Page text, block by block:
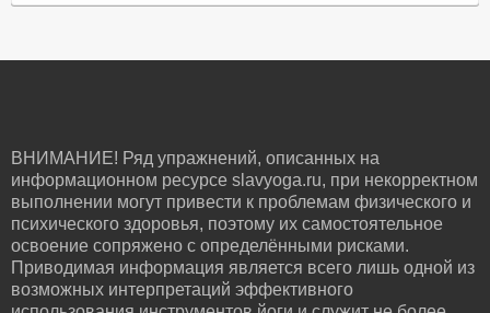
ВНИМАНИЕ! Ряд упражнений, описанных на
информационном ресурсе slavyoga.ru, при некорректном
выполнении могут привести к проблемам физического и
психического здоровья, поэтому их самостоятельное
освоение сопряжено с определёнными рисками.
Приводимая информация является всего лишь одной из
возможных интерпретаций эффективного